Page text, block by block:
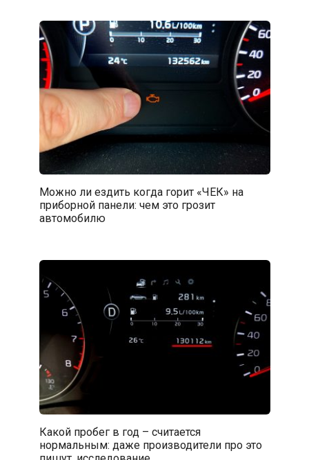
Можно ли ездить когда горит «ЧЕК» на
приборной панели: чем это грозит
автомобилю
Какой пробег в год – считается
нормальным: даже производители про это